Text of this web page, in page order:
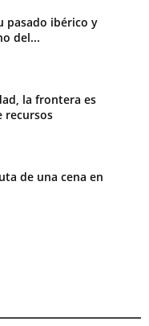
pasado ibérico y
del...
la frontera es
recursos
de una cena en